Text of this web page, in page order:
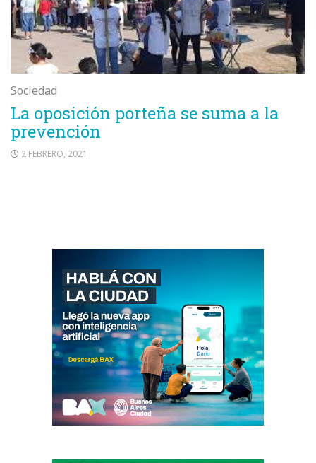
Sociedad
La oposición porteña se suma a la
prevención
2 FEBRERO, 2021